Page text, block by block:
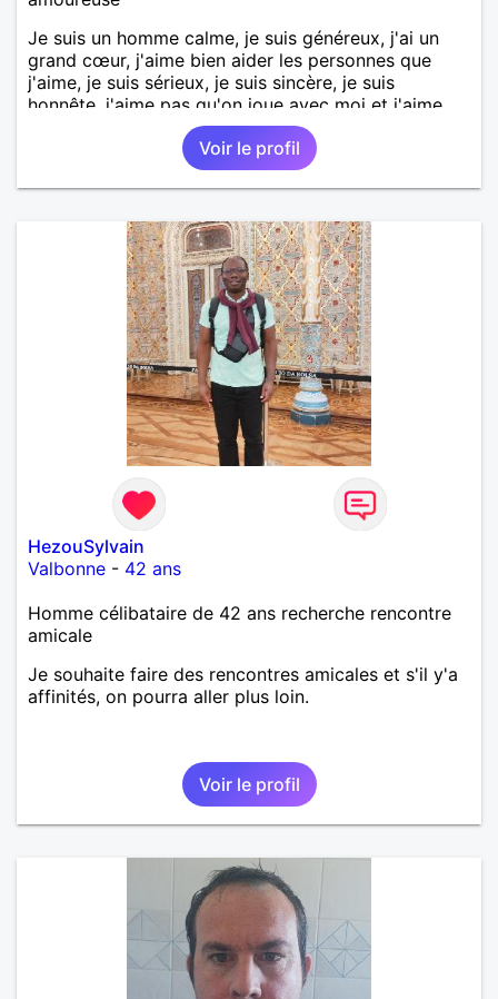
Je suis un homme calme, je suis généreux, j'ai un
grand cœur, j'aime bien aider les personnes que
j'aime, je suis sérieux, je suis sincère, je suis
honnête, j'aime pas qu'on joue avec moi et j'aime
pas les mensonges. Je cherche une relation
amoureuse et sérieuse.Voir le profil
HezouSylvain
Valbonne - 42 ans
Homme célibataire de 42 ans recherche rencontre
amicale
Je souhaite faire des rencontres amicales et s'il y'a
affinités, on pourra aller plus loin.
Voir le profil